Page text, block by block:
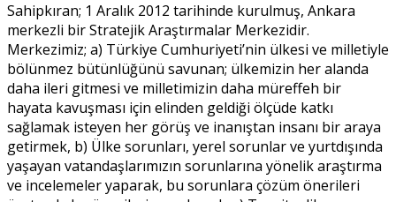
Sahipkıran; 1 Aralık 2012 tarihinde kurulmuş, Ankara
merkezli bir Stratejik Araştırmalar Merkezidir.
Merkezimiz; a) Türkiye Cumhuriyeti’nin ülkesi ve milletiyle
bölünmez bütünlüğünü savunan; ülkemizin her alanda
daha ileri gitmesi ve milletimizin daha müreffeh bir
hayata kavuşması için elinden geldiği ölçüde katkı
sağlamak isteyen her görüş ve inanıştan insanı bir araya
getirmek, b) Ülke sorunları, yerel sorunlar ve yurtdışında
yaşayan vatandaşlarımızın sorunlarına yönelik araştırma
ve incelemeler yaparak, bu sorunlara çözüm önerileri